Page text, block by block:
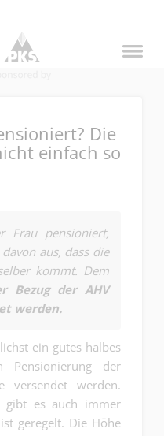
Die
einfach so
Frau pensioniert,
aus, dass die
kommt. Dem
Bezug der AHV
werden.
ein gutes halbes
Pensionierung der
versendet werden.
gibt es auch immer
geregelt. Die Höhe